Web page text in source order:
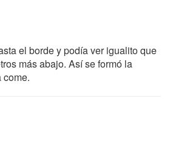
el borde y podía ver igualito que
más abajo. Así se formó la
come.